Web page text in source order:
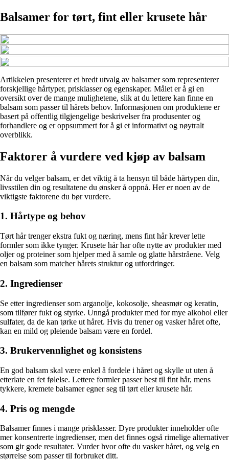
Balsamer for tørt, fint eller krusete hår
Artikkelen presenterer et bredt utvalg av balsamer som representerer
forskjellige hårtyper, prisklasser og egenskaper. Målet er å gi en
oversikt over de mange mulighetene, slik at du lettere kan finne en
balsam som passer til hårets behov. Informasjonen om produktene er
basert på offentlig tilgjengelige beskrivelser fra produsenter og
forhandlere og er oppsummert for å gi et informativt og nøytralt
overblikk.
Faktorer å vurdere ved kjøp av balsam
Når du velger balsam, er det viktig å ta hensyn til både hårtypen din,
livsstilen din og resultatene du ønsker å oppnå. Her er noen av de
viktigste faktorene du bør vurdere.
1. Hårtype og behov
Tørt hår trenger ekstra fukt og næring, mens fint hår krever lette
formler som ikke tynger. Krusete hår har ofte nytte av produkter med
oljer og proteiner som hjelper med å samle og glatte hårstråene. Velg
en balsam som matcher hårets struktur og utfordringer.
2. Ingredienser
Se etter ingredienser som arganolje, kokosolje, sheasmør og keratin,
som tilfører fukt og styrke. Unngå produkter med for mye alkohol eller
sulfater, da de kan tørke ut håret. Hvis du trener og vasker håret ofte,
kan en mild og pleiende balsam være en fordel.
3. Brukervennlighet og konsistens
En god balsam skal være enkel å fordele i håret og skylle ut uten å
etterlate en fet følelse. Lettere formler passer best til fint hår, mens
tykkere, kremete balsamer egner seg til tørt eller krusete hår.
4. Pris og mengde
Balsamer finnes i mange prisklasser. Dyre produkter inneholder ofte
mer konsentrerte ingredienser, men det finnes også rimelige alternativer
som gir gode resultater. Vurder hvor ofte du vasker håret, og velg en
størrelse som passer til forbruket ditt.